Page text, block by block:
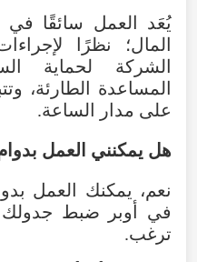
يُعَد العمل سائقًا
المال؛ نظرًا
الشركة لحماية
المساعدة الطارئة،
على مدار الساعة.
هل يمكنني العمل
نعم، يمكنك العمل
في أوبر ضبط جدولك
ترغب.